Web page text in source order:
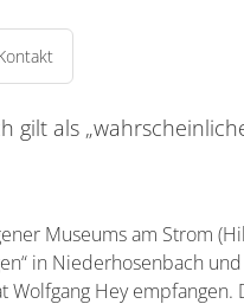
gilt als
Museums am Strom
in Niederhosenbach
Wolfgang Hey